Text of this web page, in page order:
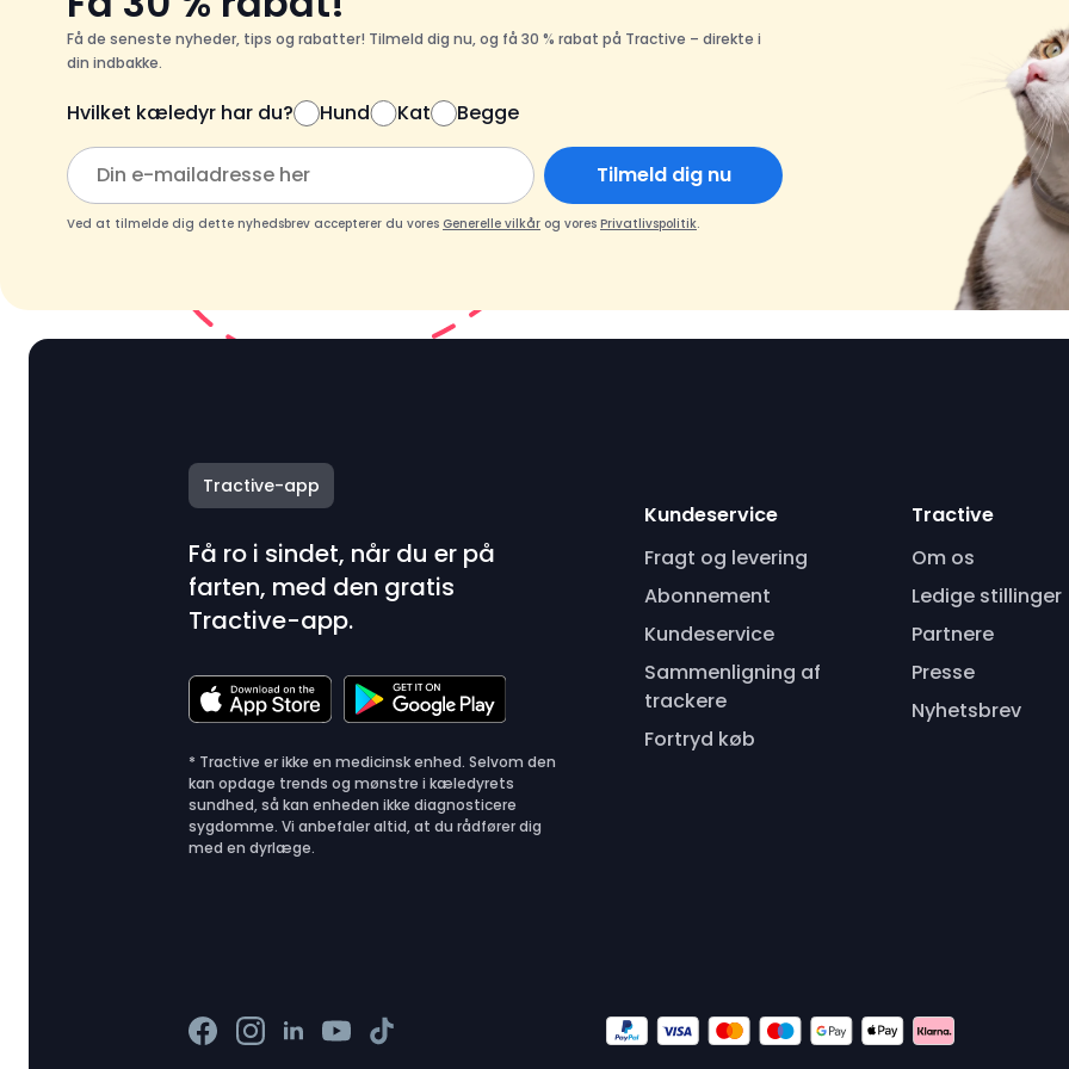
Få de seneste nyheder, tips og rabatter! Tilmeld dig nu, og få 30 % rabat på Tractive – direkte i
din indbakke.
Hvilket kæledyr har du? Hund Kat Begge
Tilmeld dig nu
Ved at tilmelde dig dette nyhedsbrev accepterer du vores Generelle vilkår og vores Privatlivspolitik.
Tractive-app
Få ro i sindet, når du er på
farten, med den gratis
Tractive-app.
* Tractive er ikke en medicinsk enhed. Selvom den
kan opdage trends og mønstre i kæledyrets
sundhed, så kan enheden ikke diagnosticere
sygdomme. Vi anbefaler altid, at du rådfører dig
med en dyrlæge.
Kundeservice
Fragt og levering
Abonnement
Kundeservice
Sammenligning af
trackere
Fortryd køb
Tractive
Om os
Ledige stillinger
Partnere
Presse
Nyhetsbrev